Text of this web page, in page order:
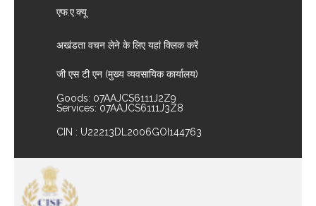
एफ.ए.क्यू
अखंडता वचन लेने के लिए यहां क्लिक करें
जी एस टी एन (मुख्य व्यवसायिक कार्यालय)
Goods: 07AAJCS6111J2Z9
Services: 07AAJCS6111J3Z8
CIN : U22213DL2006GOI144763